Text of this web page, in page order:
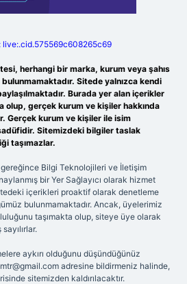
live:.cid.575569c608265c69
herhangi bir marka, kurum veya şahıs
Sitede yalnızca kendi
Burada yer alan içerikler
olup, gerçek kurum ve kişiler hakkında
Gerçek kurum ve kişiler ile isim
Sitemizdeki bilgiler taslak
taşımazlar.
gereğince Bilgi Teknolojileri ve İletişim
bir Yer Sağlayıcı olarak hizmet
içerikleri proaktif olarak denetleme
bulunmamaktadır. Ancak, üyelerimiz
taşımakta olup, siteye üye olarak
aykırı olduğunu düşündüğünüz
adresine bildirmeniz halinde,
sitemizden kaldırılacaktır.